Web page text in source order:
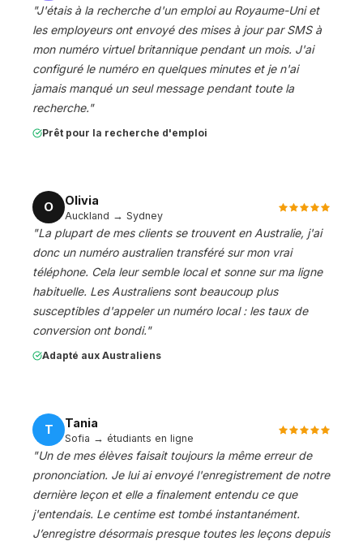
"J'étais à la recherche d'un emploi au Royaume-Uni et
les employeurs ont envoyé des mises à jour par SMS à
mon numéro virtuel britannique pendant un mois. J'ai
configuré le numéro en quelques minutes et je n'ai
jamais manqué un seul message pendant toute la
recherche."
Prêt pour la recherche d'emploi
O Olivia
Auckland → Sydney
"La plupart de mes clients se trouvent en Australie, j'ai
donc un numéro australien transféré sur mon vrai
téléphone. Cela leur semble local et sonne sur ma ligne
habituelle. Les Australiens sont beaucoup plus
susceptibles d'appeler un numéro local : les taux de
conversion ont bondi."
Adapté aux Australiens
T Tania
Sofia → étudiants en ligne
"Un de mes élèves faisait toujours la même erreur de
prononciation. Je lui ai envoyé l'enregistrement de notre
dernière leçon et elle a finalement entendu ce que
j'entendais. Le centime est tombé instantanément.
J’enregistre désormais presque toutes les leçons depuis